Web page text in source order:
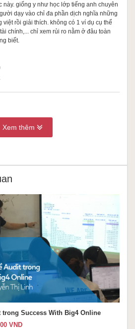
này. giống y như học lớp tiếng anh chuyên
dạy vào chỉ đa phần dịch nghĩa những
việt rồi giải thích. không có 1 ví dụ cụ thể
chính,... chỉ xem rủi ro nằm ở đâu toàn
biết.
Xem thêm
trong Success With Big4 Online
VND